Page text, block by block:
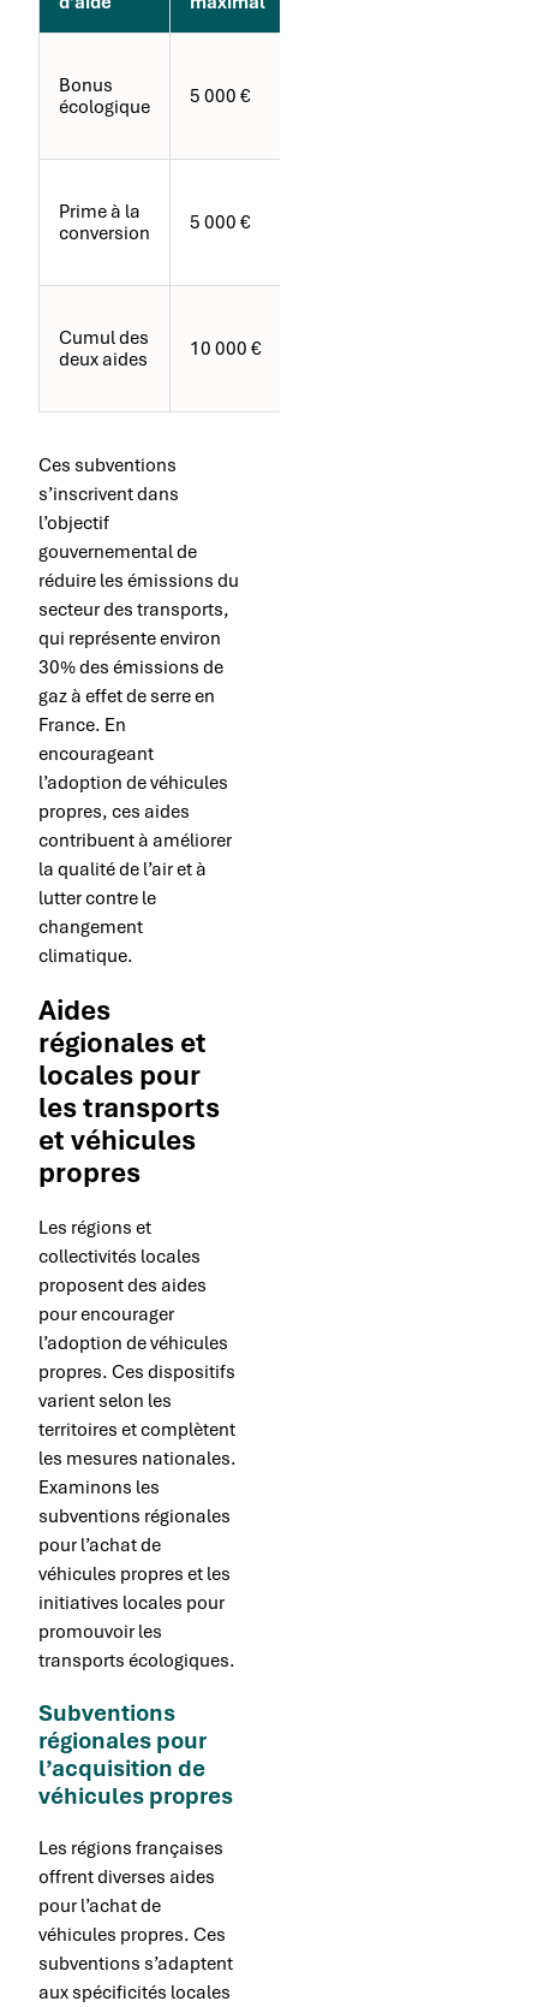
Bonus
écologique
5 000 €
Prime à la
conversion
5 000 €
Cumul des
deux aides
10 000 €
Ces subventions
s’inscrivent dans
l’objectif
gouvernemental de
réduire les émissions du
secteur des transports,
qui représente environ
30% des émissions de
gaz à effet de serre en
France. En
encourageant
l’adoption de véhicules
propres, ces aides
contribuent à améliorer
la qualité de l’air et à
lutter contre le
changement
climatique.
Aides
régionales et
locales pour
les transports
et véhicules
propres
Les régions et
collectivités locales
proposent des aides
pour encourager
l’adoption de véhicules
propres. Ces dispositifs
varient selon les
territoires et complètent
les mesures nationales.
Examinons les
subventions régionales
pour l’achat de
véhicules propres et les
initiatives locales pour
promouvoir les
transports écologiques.
Subventions
régionales pour
l’acquisition de
véhicules propres
Les régions françaises
offrent diverses aides
pour l’achat de
véhicules propres. Ces
subventions s’adaptent
aux spécificités locales